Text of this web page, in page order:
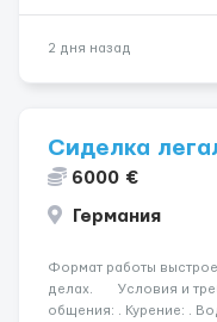
2 дня назад
Сиделка
6000 €
Германия
Формат работы
делах. Условия и
общения: . Курение: .